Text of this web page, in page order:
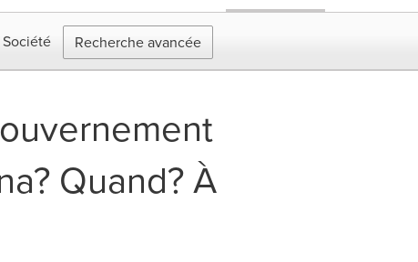
Société Recherche avancée
Quand? À